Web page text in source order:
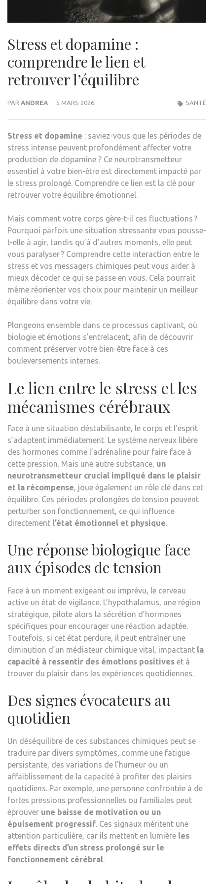
Stress et dopamine :
comprendre le lien et
retrouver l’équilibre
PAR ANDREA 5 MARS 2026 SANTÉ
Stress et dopamine : saviez-vous que les périodes de
stress intense peuvent profondément affecter votre
production de dopamine ? Ce neurotransmetteur
essentiel à votre bien-être est directement impacté par
le stress prolongé. Comprendre ce lien est la clé pour
retrouver votre équilibre émotionnel.
Mais comment votre corps gère-t-il ces fluctuations ?
Pourquoi parfois une situation stressante vous pousse-
t-elle à agir, tandis qu’à d’autres moments, elle peut
vous paralyser ? Comprendre cette interaction entre le
stress et vos messagers chimiques peut vous aider à
mieux décoder ce qui se passe en vous. Cela pourrait
même réorienter vos choix pour maintenir un meilleur
équilibre dans votre vie.
Plongeons ensemble dans ce processus captivant, où
biologie et émotions s’entrelacent, afin de découvrir
comment préserver votre bien-être face à ces
bouleversements internes.
Le lien entre le stress et les
mécanismes cérébraux
Face à une situation déstabilisante, le corps et l’esprit
s’adaptent immédiatement. Le système nerveux libère
des hormones comme l’adrénaline pour faire face à
cette pression. Mais une autre substance, un
neurotransmetteur crucial impliqué dans le plaisir
et la récompense, joue également un rôle clé dans cet
équilibre. Ces périodes prolongées de tension peuvent
perturber son fonctionnement, ce qui influence
directement l’état émotionnel et physique.
Une réponse biologique face
aux épisodes de tension
Face à un moment exigeant ou imprévu, le cerveau
active un état de vigilance. L’hypothalamus, une région
stratégique, pilote alors la sécrétion d’hormones
spécifiques pour encourager une réaction adaptée.
Toutefois, si cet état perdure, il peut entraîner une
diminution d’un médiateur chimique vital, impactant la
capacité à ressentir des émotions positives et à
trouver du plaisir dans les expériences quotidiennes.
Des signes évocateurs au
quotidien
Un déséquilibre de ces substances chimiques peut se
traduire par divers symptômes, comme une fatigue
persistante, des variations de l’humeur ou un
affaiblissement de la capacité à profiter des plaisirs
quotidiens. Par exemple, une personne confrontée à de
fortes pressions professionnelles ou familiales peut
éprouver une baisse de motivation ou un
épuisement progressif. Ces signaux méritent une
attention particulière, car ils mettent en lumière les
effets directs d’un stress prolongé sur le
fonctionnement cérébral.